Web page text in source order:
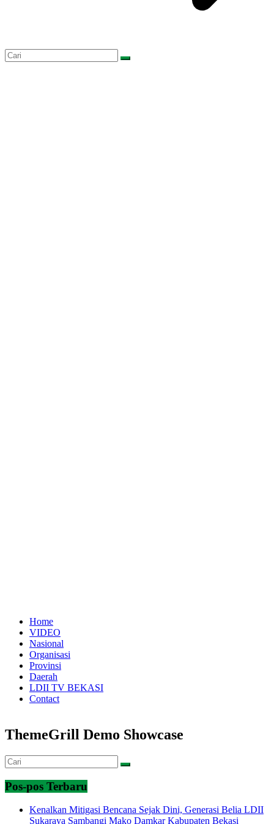
Home
VIDEO
Nasional
Organisasi
Provinsi
Daerah
LDII TV BEKASI
Contact
ThemeGrill Demo Showcase
Pos-pos Terbaru
Kenalkan Mitigasi Bencana Sejak Dini, Generasi Belia LDII
Sukaraya Sambangi Mako Damkar Kabupaten Bekasi